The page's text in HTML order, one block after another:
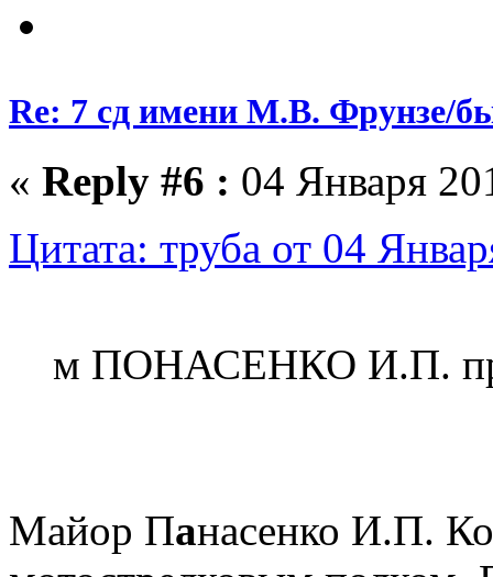
Re: 7 сд имени М.В. Фрунзе/
« Reply #6 : 04 Января
Цитата: труба от 04
м ПОНАСЕНКО И.П.
Майор Панасенко И.П.